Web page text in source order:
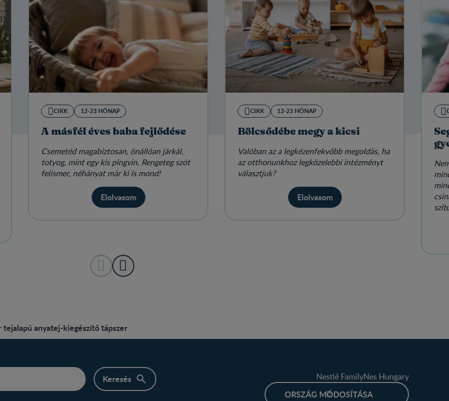
CIKK 12-23 HÓNAP
A másfél éves baba fejlődése
Csemetéd magabiztosan, önállóan járkál,
totyog, mint egy kis pingvin. Rengeteg szót
felismer, néhányat már ki is mond!
Elolvasom
CIKK 12-23 HÓNAP
Bölcsődébe megy a kicsi
Valóban az a legkézenfekvőbb megoldás, ha
az otthonunkhoz legközelebbi intézményt
választjuk?
Elolvasom
tejalapú anyatej-kiegészítő tápszer
Nestlé FamilyNes Hungary
ORSZÁG MÓDOSÍTÁSA